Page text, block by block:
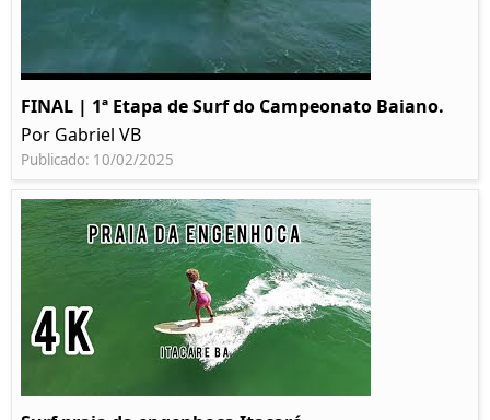
FINAL | 1ª Etapa de Surf do Campeonato Baiano.
Por Gabriel VB
Publicado: 10/02/2025